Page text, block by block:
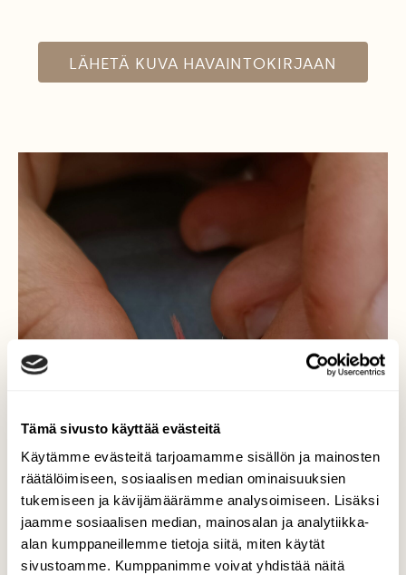
Tämä sivusto käyttää evästeitä
Käytämme evästeitä tarjoamamme sisällön ja mainosten
räätälöimiseen, sosiaalisen median ominaisuuksien
tukemiseen ja kävijämäärämme analysoimiseen. Lisäksi
jaamme sosiaalisen median, mainosalan ja analytiikka-
alan kumppaneillemme tietoja siitä, miten käytät
sivustoamme. Kumppanimme voivat yhdistää näitä
LÄHETÄ KUVA HAVAINTOKIRJAAN